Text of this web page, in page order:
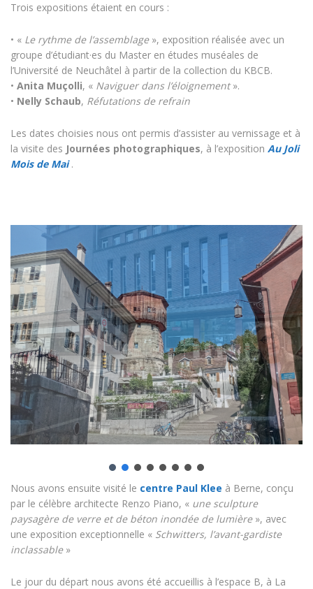
Trois expositions étaient en cours :
• « Le rythme de l’assemblage», exposition réalisée avec un
groupe d’étudiant·es du Master en études muséales de
l’Université de Neuchâtel à partir de la collection du KBCB.
• Anita Muçolli, « Naviguer dans l’éloignement».
• Nelly Schaub, Réfutations de refrain
Les dates choisies nous ont permis d’assister au vernissage et à
la visite des Journées photographiques, à l’exposition Au Joli
Mois de Mai .
Nous avons ensuite visité le centre Paul Klee à Berne, conçu
par le célèbre architecte Renzo Piano, « une sculpture
paysagère de verre et de béton inondée de lumière », avec
une exposition exceptionnelle « Schwitters, l’avant-gardiste
inclassable»
Le jour du départ nous avons été accueillis à l’espace B, à La